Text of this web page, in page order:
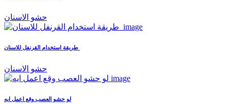
حشو الاسنان
حشو الاسنان
لو حشو العصب وقع اعمل ايه